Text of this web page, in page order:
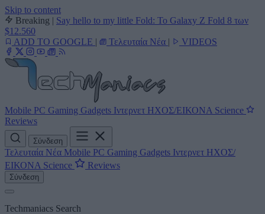
Skip to content
Breaking | Say hello to my little Fold: Το Galaxy Z Fold 8 των
$12.560
ADD TO GOOGLE | Τελευταία Νέα | VIDEOS
Mobile PC Gaming Gadgets Ιντερνετ ΗΧΟΣ/ΕΙΚΟΝΑ Science
Reviews
Σύνδεση
Τελευταία Νέα Mobile PC Gaming Gadgets Ιντερνετ ΗΧΟΣ/
ΕΙΚΟΝΑ Science Reviews
Σύνδεση
Techmaniacs Search